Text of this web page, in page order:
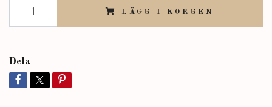
LÄGG I KORGEN
Dela